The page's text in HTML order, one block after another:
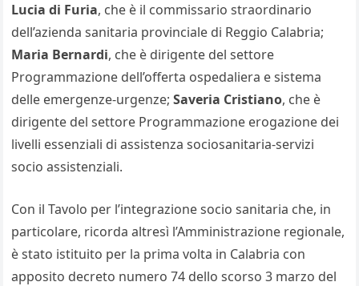
Lucia di Furia, che è il commissario straordinario
dell’azienda sanitaria provinciale di Reggio Calabria;
Maria Bernardi, che è dirigente del settore
Programmazione dell’offerta ospedaliera e sistema
delle emergenze-urgenze;Saveria Cristiano, che è
dirigente del settore Programmazione erogazione dei
livelli essenziali di assistenza sociosanitaria-servizi
socio assistenziali.
Con il Tavolo per l’integrazione socio sanitaria che, in
particolare, ricorda altresì l’Amministrazione regionale,
è stato istituito per la prima volta in Calabria con
apposito decreto numero 74 dello scorso 3 marzo del